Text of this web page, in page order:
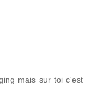
mais sur toi c'est